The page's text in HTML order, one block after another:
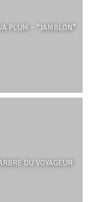
PLUM – “JAMBLON”
DU VOYAGEUR
CRABIER
GENDARME
DE MADAGASCAR